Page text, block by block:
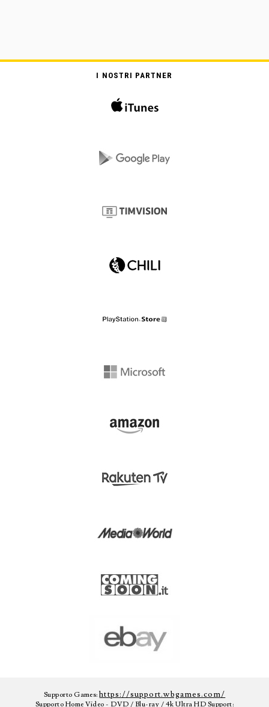
I NOSTRI PARTNER
Supporto Games:https://support.wbgames.com/
Supporto Home Video - DVD / Blu-ray / 4k Ultra HD Support: